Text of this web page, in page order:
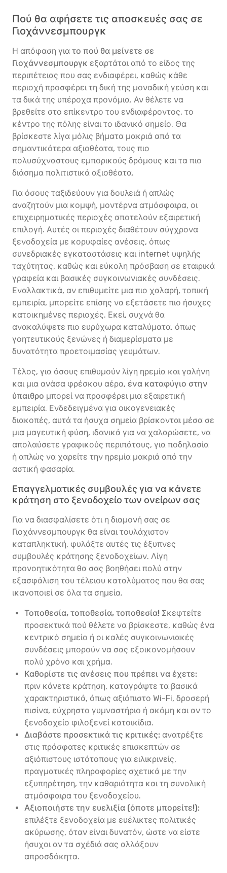
Πού θα αφήσετε τις αποσκευές σας σε
Γιοχάννεσμπουργκ
Η απόφαση για το πού θα μείνετε σε
Γιοχάννεσμπουργκ εξαρτάται από το είδος της
περιπέτειας που σας ενδιαφέρει, καθώς κάθε
περιοχή προσφέρει τη δική της μοναδική γεύση και
τα δικά της υπέροχα προνόμια. Αν θέλετε να
βρεθείτε στο επίκεντρο του ενδιαφέροντος, το
κέντρο της πόλης είναι το ιδανικό σημείο. Θα
βρίσκεστε λίγα μόλις βήματα μακριά από τα
σημαντικότερα αξιοθέατα, τους πιο
πολυσύχναστους εμπορικούς δρόμους και τα πιο
διάσημα πολιτιστικά αξιοθέατα.
Για όσους ταξιδεύουν για δουλειά ή απλώς
αναζητούν μια κομψή, μοντέρνα ατμόσφαιρα, οι
επιχειρηματικές περιοχές αποτελούν εξαιρετική
επιλογή. Αυτές οι περιοχές διαθέτουν σύγχρονα
ξενοδοχεία με κορυφαίες ανέσεις, όπως
συνεδριακές εγκαταστάσεις και internet υψηλής
ταχύτητας, καθώς και εύκολη πρόσβαση σε εταιρικά
γραφεία και βασικές συγκοινωνιακές συνδέσεις.
Εναλλακτικά, αν επιθυμείτε μια πιο χαλαρή, τοπική
εμπειρία, μπορείτε επίσης να εξετάσετε πιο ήσυχες
κατοικημένες περιοχές. Εκεί, συχνά θα
ανακαλύψετε πιο ευρύχωρα καταλύματα, όπως
γοητευτικούς ξενώνες ή διαμερίσματα με
δυνατότητα προετοιμασίας γευμάτων.
Τέλος, για όσους επιθυμούν λίγη ηρεμία και γαλήνη
και μια ανάσα φρέσκου αέρα, ένα καταφύγιο στην
ύπαιθρο μπορεί να προσφέρει μια εξαιρετική
εμπειρία. Ενδεδειγμένα για οικογενειακές
διακοπές, αυτά τα ήσυχα σημεία βρίσκονται μέσα σε
μια μαγευτική φύση, ιδανικά για να χαλαρώσετε, να
απολαύσετε γραφικούς περιπάτους, για ποδηλασία
ή απλώς να χαρείτε την ηρεμία μακριά από την
αστική φασαρία.
Επαγγελματικές συμβουλές για να κάνετε
κράτηση στο ξενοδοχείο των ονείρων σας
Για να διασφαλίσετε ότι η διαμονή σας σε
Γιοχάννεσμπουργκ θα είναι τουλάχιστον
καταπληκτική, φυλάξτε αυτές τις έξυπνες
συμβουλές κράτησης ξενοδοχείων. Λίγη
προνοητικότητα θα σας βοηθήσει πολύ στην
εξασφάλιση του τέλειου καταλύματος που θα σας
ικανοποιεί σε όλα τα σημεία.
Τοποθεσία, τοποθεσία, τοποθεσία! Σκεφτείτε
προσεκτικά πού θέλετε να βρίσκεστε, καθώς ένα
κεντρικό σημείο ή οι καλές συγκοινωνιακές
συνδέσεις μπορούν να σας εξοικονομήσουν
πολύ χρόνο και χρήμα.
Καθορίστε τις ανέσεις που πρέπει να έχετε:
πριν κάνετε κράτηση, καταγράψτε τα βασικά
χαρακτηριστικά, όπως αξιόπιστο Wi-Fi, δροσερή
πισίνα, εύχρηστο γυμναστήριο ή ακόμη και αν το
ξενοδοχείο φιλοξενεί κατοικίδια.
Διαβάστε προσεκτικά τις κριτικές: ανατρέξτε
στις πρόσφατες κριτικές επισκεπτών σε
αξιόπιστους ιστότοπους για ειλικρινείς,
πραγματικές πληροφορίες σχετικά με την
εξυπηρέτηση, την καθαριότητα και τη συνολική
ατμόσφαιρα του ξενοδοχείου.
Αξιοποιήστε την ευελιξία (όποτε μπορείτε!):
επιλέξτε ξενοδοχεία με ευέλικτες πολιτικές
ακύρωσης, όταν είναι δυνατόν, ώστε να είστε
ήσυχοι αν τα σχέδιά σας αλλάξουν
απροσδόκητα.